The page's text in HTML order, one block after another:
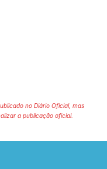
no Diário Oficial, mas
a publicação oficial.